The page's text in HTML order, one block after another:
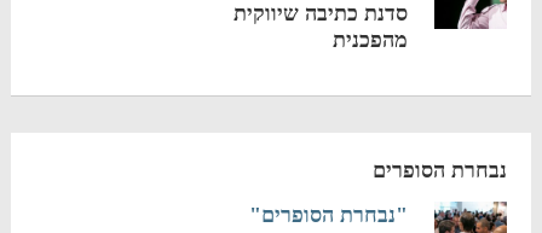
סדנת כתיבה שיווקית
מהפכנית
נבחרת הסופרים
"נבחרת הסופרים"